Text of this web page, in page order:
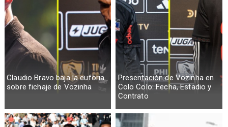
Claudio Bravo baja la euforia
sobre fichaje de Vozinha
Presentación de Vozinha en
Colo Colo: Fecha, Estadio y
Contrato